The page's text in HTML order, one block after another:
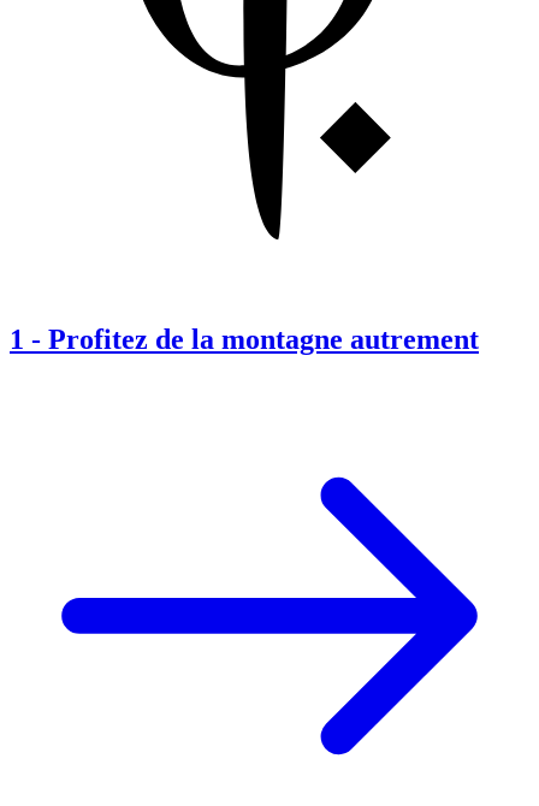
1 - Profitez de la montagne autrement